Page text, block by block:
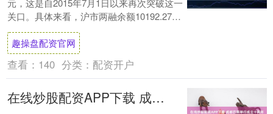
元，这是自2015年7月1日以来再次突破这一
关口。具体来看，沪市两融余额10192.27亿
元，深市两融余额9748.10....
趣操盘配资官网
查看： 140 分类： 配资开户
在线炒股配资APP下载 成都巴莫举行成立十周年技术发布暨战略合作签约仪式